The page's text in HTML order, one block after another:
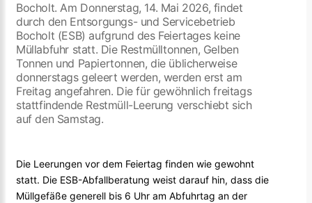
Bocholt. Am Donnerstag, 14. Mai 2026, findet
durch den Entsorgungs- und Servicebetrieb
Bocholt (ESB) aufgrund des Feiertages keine
Müllabfuhr statt. Die Restmülltonnen, Gelben
Tonnen und Papiertonnen, die üblicherweise
donnerstags geleert werden, werden erst am
Freitag angefahren. Die für gewöhnlich freitags
stattfindende Restmüll-Leerung verschiebt sich
auf den Samstag.
Die Leerungen vor dem Feiertag finden wie gewohnt
statt. Die ESB-Abfallberatung weist darauf hin, dass die
Müllgefäße generell bis 6 Uhr am Abfuhrtag an der